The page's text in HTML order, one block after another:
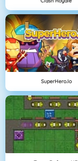
SuperHero.io